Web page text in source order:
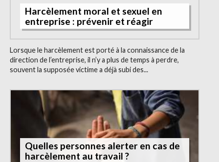
Harcèlement moral et sexuel en
entreprise : prévenir et réagir
Lorsque le harcèlement est porté à la connaissance de la
direction de l’entreprise, il n’y a plus de temps à perdre,
souvent la supposée victime a déjà subi des...
Quelles personnes alerter en cas de
harcèlement au travail ?